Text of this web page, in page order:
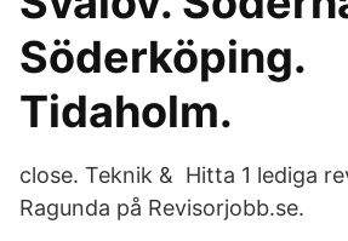
Söderköping.
Tidaholm.
close. Teknik & Hitta 1 lediga
Ragunda på Revisorjobb.se.